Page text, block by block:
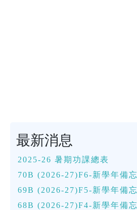
最新消息
2025-26 暑期功課總表
70B (2026-27)F6-新學年備忘
69B (2026-27)F5-新學年備忘
68B (2026-27)F4-新學年備忘